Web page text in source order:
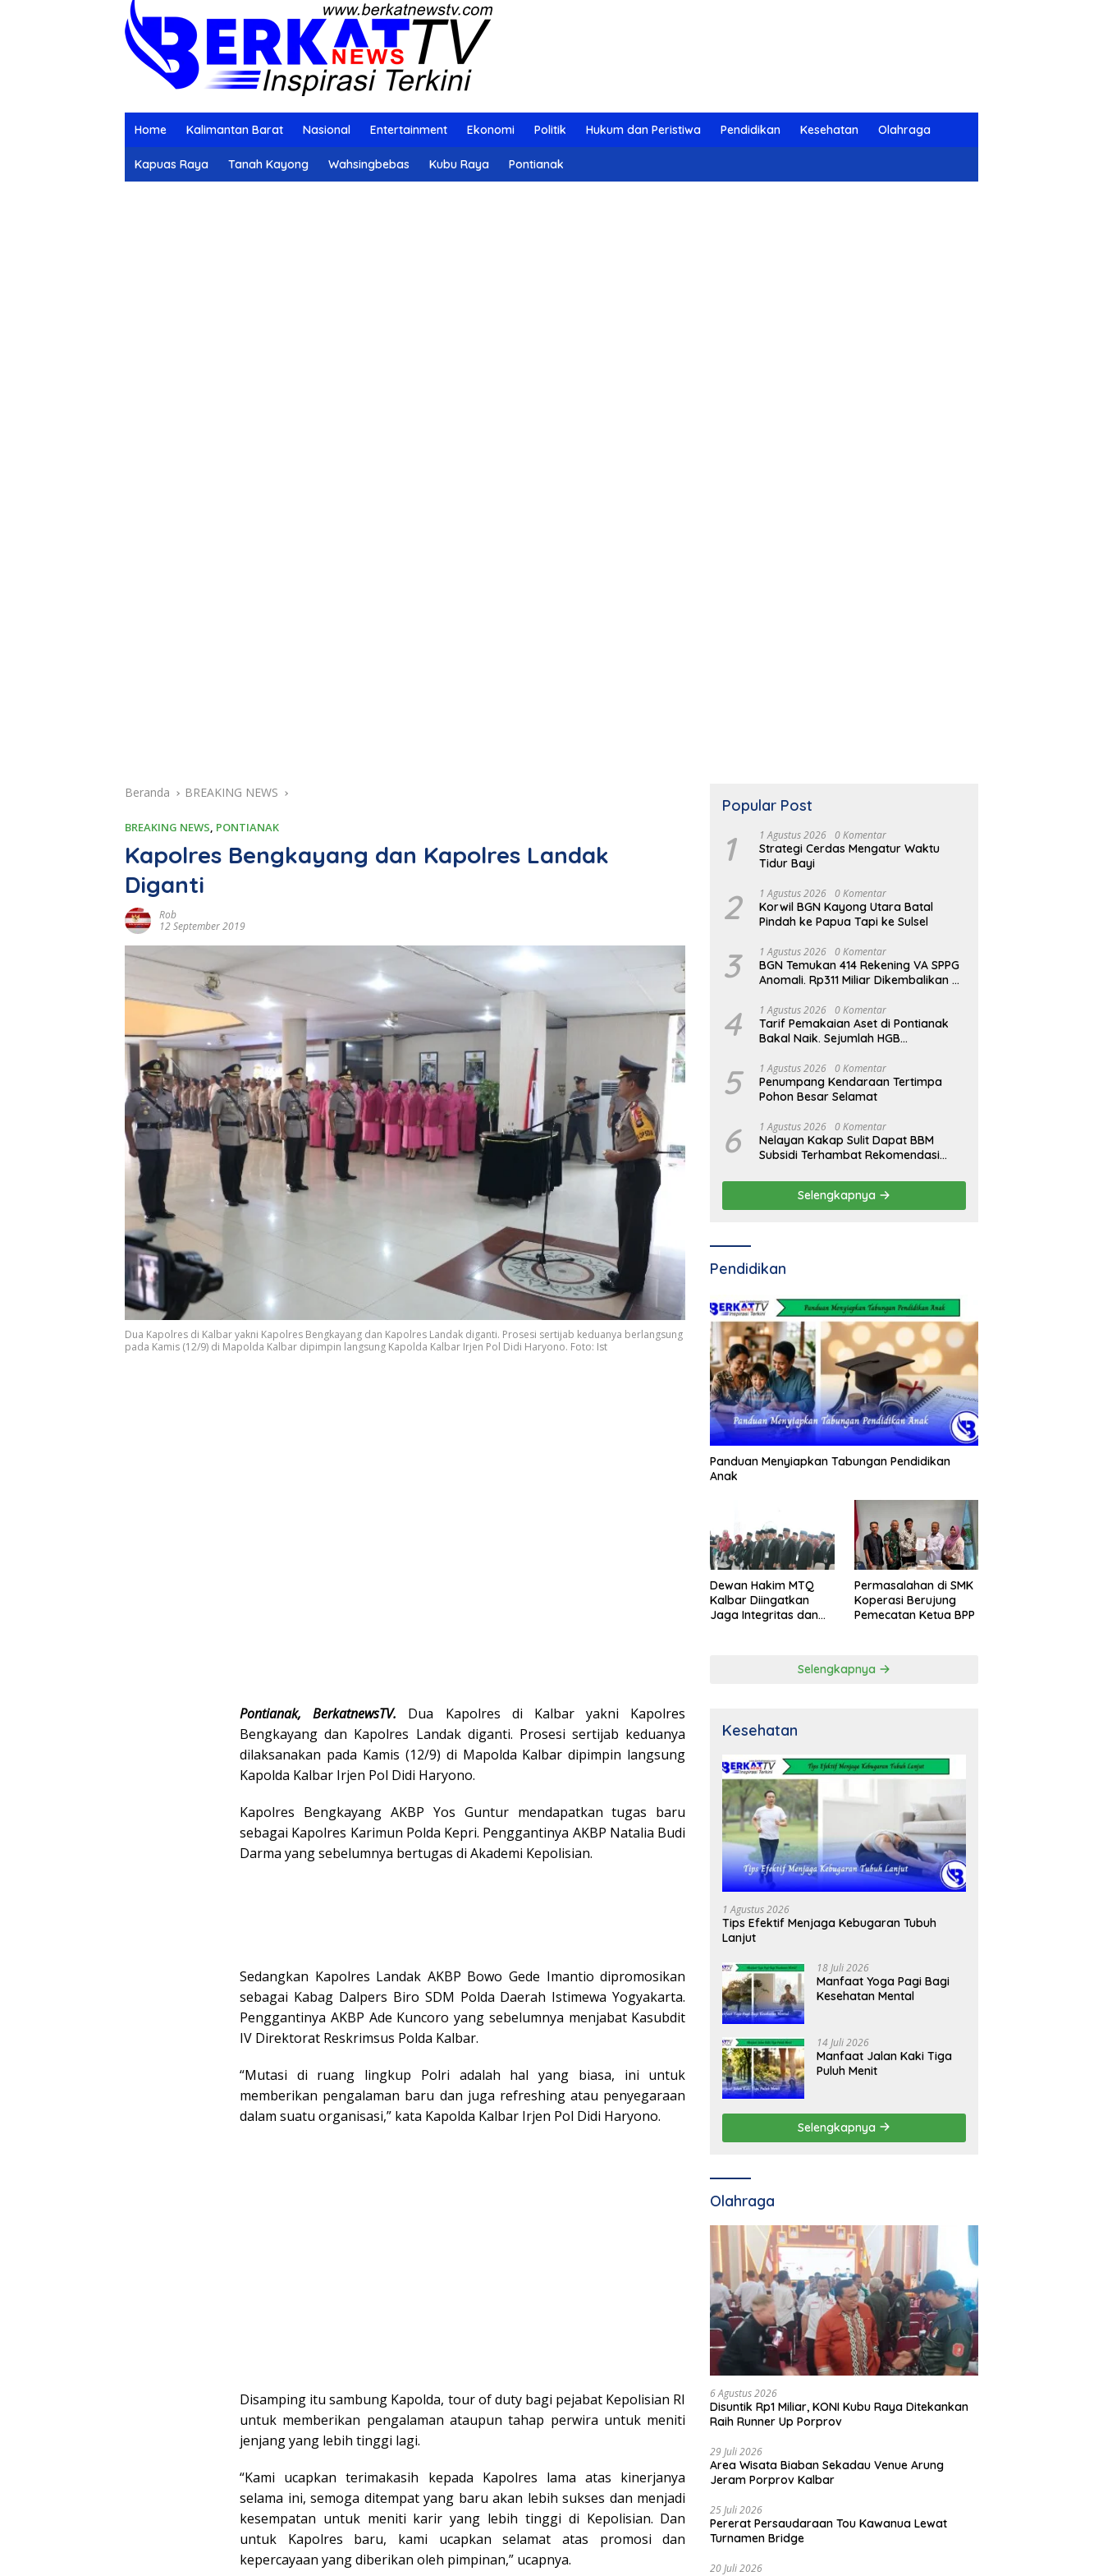
Home Kalimantan Barat Nasional Entertainment Ekonomi Politik Hukum dan Peristiwa Pendidikan Kesehatan Olahraga
Kapuas Raya Tanah Kayong Wahsingbebas Kubu Raya Pontianak
Beranda BREAKING NEWS
BREAKING NEWS, PONTIANAK
Kapolres Bengkayang dan Kapolres Landak
Diganti
Rob
12 September 2019
Dua Kapolres di Kalbar yakni Kapolres Bengkayang dan Kapolres Landak diganti. Prosesi sertijab keduanya berlangsung
pada Kamis (12/9) di Mapolda Kalbar dipimpin langsung Kapolda Kalbar Irjen Pol Didi Haryono. Foto: Ist
Pontianak, BerkatnewsTV.
Dua Kapolres di Kalbar yakni Kapolres
Bengkayang dan Kapolres Landak diganti. Prosesi sertijab keduanya
dilaksanakan pada Kamis (12/9) di Mapolda Kalbar dipimpin langsung
Kapolda Kalbar Irjen Pol Didi Haryono.
Kapolres Bengkayang AKBP Yos Guntur mendapatkan tugas baru
sebagai Kapolres Karimun Polda Kepri. Penggantinya AKBP Natalia Budi
Darma yang sebelumnya bertugas di Akademi Kepolisian.
Sedangkan Kapolres Landak AKBP Bowo Gede Imantio dipromosikan
sebagai Kabag Dalpers Biro SDM Polda Daerah Istimewa Yogyakarta.
Penggantinya AKBP Ade Kuncoro yang sebelumnya menjabat Kasubdit
IV Direktorat Reskrimsus Polda Kalbar.
“Mutasi di ruang lingkup Polri adalah hal yang biasa, ini untuk
memberikan pengalaman baru dan juga refreshing atau penyegaraan
dalam suatu organisasi,” kata Kapolda Kalbar Irjen Pol Didi Haryono.
Disamping itu sambung Kapolda, tour of duty bagi pejabat Kepolisian RI
untuk memberikan pengalaman ataupun tahap perwira untuk meniti
jenjang yang lebih tinggi lagi.
“Kami ucapkan terimakasih kepada Kapolres lama atas kinerjanya
selama ini, semoga ditempat yang baru akan lebih sukses dan menjadi
kesempatan untuk meniti karir yang lebih tinggi di Kepolisian. Dan
untuk Kapolres baru, kami ucapkan selamat atas promosi dan
kepercayaan yang diberikan oleh pimpinan,” ucapnya.
Popular Post
1 1 Agustus 2026 0 Komentar
Strategi Cerdas Mengatur Waktu
Tidur Bayi
2 1 Agustus 2026 0 Komentar
Korwil BGN Kayong Utara Batal
Pindah ke Papua Tapi ke Sulsel
3 1 Agustus 2026 0 Komentar
BGN Temukan 414 Rekening VA SPPG
Anomali. Rp311 Miliar Dikembalikan ke
4 1 Agustus 2026 0 Komentar
Tarif Pemakaian Aset di Pontianak
Bakal Naik. Sejumlah HGB
5 1 Agustus 2026 0 Komentar
Penumpang Kendaraan Tertimpa
Pohon Besar Selamat
6 1 Agustus 2026 0 Komentar
Nelayan Kakap Sulit Dapat BBM
Subsidi Terhambat Rekomendasi
Selengkapnya
Pendidikan
Panduan Menyiapkan Tabungan Pendidikan
Anak
Dewan Hakim MTQ
Kalbar Diingatkan
Jaga Integritas dan
Permasalahan di SMK
Koperasi Berujung
Pemecatan Ketua BPP
Selengkapnya
Kesehatan
1 Agustus 2026
Tips Efektif Menjaga Kebugaran Tubuh
Lanjut
18 Juli 2026
Manfaat Yoga Pagi Bagi
Kesehatan Mental
14 Juli 2026
Manfaat Jalan Kaki Tiga
Puluh Menit
Selengkapnya
Olahraga
6 Agustus 2026
Disuntik Rp1 Miliar, KONI Kubu Raya Ditekankan
Raih Runner Up Porprov
29 Juli 2026
Area Wisata Biaban Sekadau Venue Arung
Jeram Porprov Kalbar
25 Juli 2026
Pererat Persaudaraan Tou Kawanua Lewat
Turnamen Bridge
20 Juli 2026